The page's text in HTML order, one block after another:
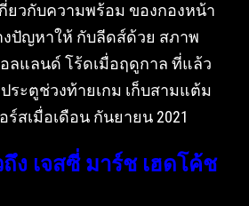
ยวกับความพร้อม ของกองหน้า
ปัญหาให้ กับลีดส์ด้วย สภาพ
อลแลนด์ โร้ดเมื่อฤดูกาล ที่แล้ว
ระตูช่วงท้ายเกม เก็บสามแต้ม
สเมื่อเดือน กันยายน 2021
ง เจสซี่ มาร์ช เฮดโค้ช